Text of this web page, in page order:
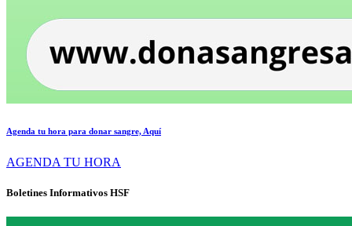
Agenda tu hora para donar sangre, Aquí
AGENDA TU HORA
Boletines Informativos HSF